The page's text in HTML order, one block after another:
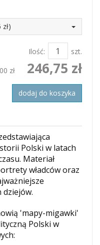
Ilość:
szt.
zł 246,75 zł
dodaj do koszyka
Polski w latach
Materiał
władców oraz
dziejów.
'mapy-migawki'
Polski w